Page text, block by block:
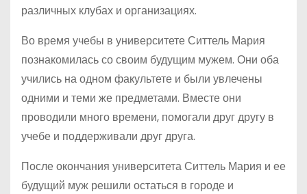
различных клубах и организациях.
Во время учебы в университете Ситтель Мария
познакомилась со своим будущим мужем. Они оба
учились на одном факультете и были увлечены
одними и теми же предметами. Вместе они
проводили много времени, помогали друг другу в
учебе и поддерживали друг друга.
После окончания университета Ситтель Мария и ее
будущий муж решили остаться в городе и